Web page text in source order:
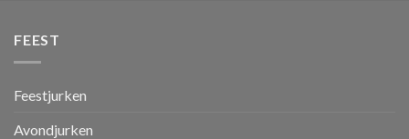
FEEST
Feestjurken
Avondjurken